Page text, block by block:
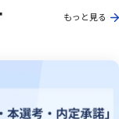
もっと見る